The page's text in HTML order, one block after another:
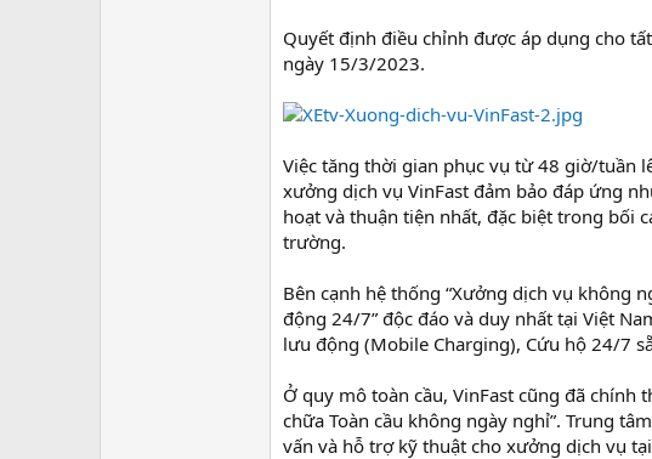
Quyết định điều chỉnh được áp dụng cho
ngày 15/3/2023.
Việc tăng thời gian phục vụ từ 48 giờ/tuần
xưởng dịch vụ VinFast đảm bảo đáp ứng
hoạt và thuận tiện nhất, đặc biệt trong bối
trường.
Bên cạnh hệ thống “Xưởng dịch vụ không
động 24/7” độc đáo và duy nhất tại Việt
lưu động (Mobile Charging), Cứu hộ 24/7
Ở quy mô toàn cầu, VinFast cũng đã chính
chữa Toàn cầu không ngày nghỉ”. Trung
vấn và hỗ trợ kỹ thuật cho xưởng dịch vụ